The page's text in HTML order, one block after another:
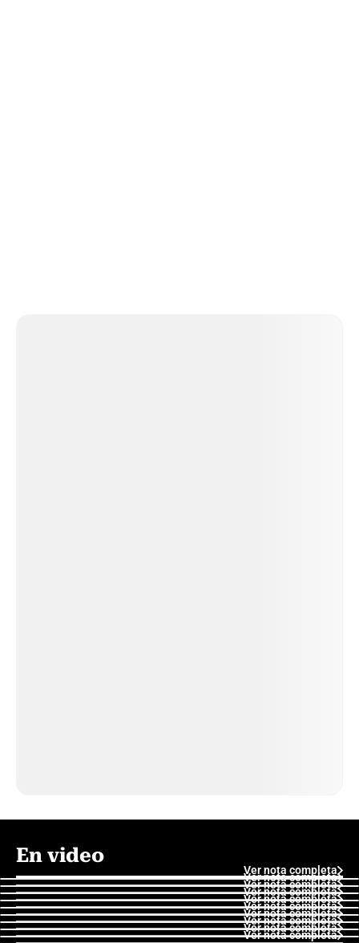
En video
Ver nota completa
Ver nota completa
Ver nota completa
Ver nota completa
Ver nota completa
Ver nota completa
Ver nota completa
Ver nota completa
Ver nota completa
Ver nota completa